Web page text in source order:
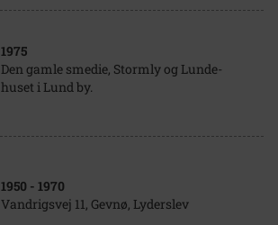
1975
Den gamle smedie, Stormly og Lunde-
huset i Lund by.
1950 - 1970
Vandrigsvej 11, Gevnø, Lyderslev